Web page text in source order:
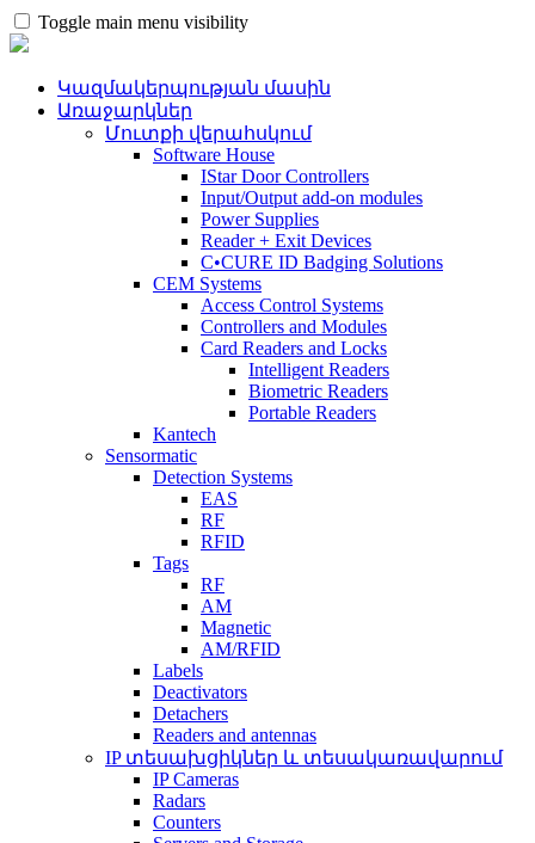
Toggle main menu visibility
Կազմակերպության մասին
Առաջարկներ
Մուտքի վերահսկում
Software House
IStar Door Controllers
Input/Output add-on modules
Power Supplies
Reader + Exit Devices
C•CURE ID Badging Solutions
CEM Systems
Access Control Systems
Controllers and Modules
Card Readers and Locks
Intelligent Readers
Biometric Readers
Portable Readers
Kantech
Sensormatic
Detection Systems
EAS
RF
RFID
Tags
RF
AM
Magnetic
AM/RFID
Labels
Deactivators
Detachers
Readers and antennas
IP տեսախցիկներ և տեսակառավարում
IP Cameras
Radars
Counters